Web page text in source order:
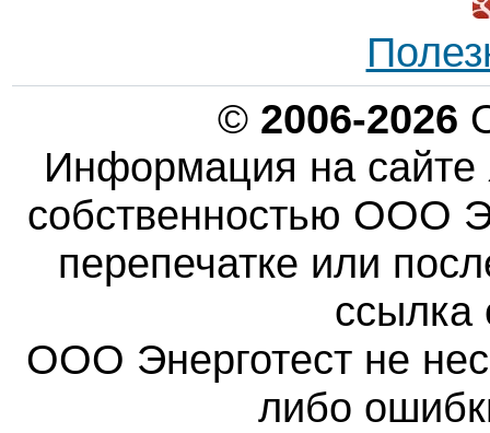
© 2006-2026
Информация на сайте
собственностью ООО
перепечатке или
ссылка
ООО Энерготест не
либо